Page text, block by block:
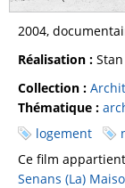
2004,
Réalisation :
Collection :
Thématique :
logement
Ce film
Senans (La)